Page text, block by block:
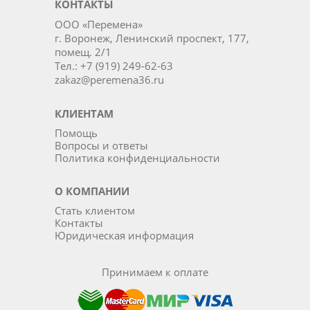
КОНТАКТЫ
ООО «Перемена»
г. Воронеж, Ленинский проспект, 177,
помещ. 2/1
Тел.: +7 (919) 249-62-63
zakaz@peremena36.ru
КЛИЕНТАМ
Помощь
Вопросы и ответы
Политика конфиденциальности
О КОМПАНИИ
Стать клиентом
Контакты
Юридическая информация
Принимаем к оплате